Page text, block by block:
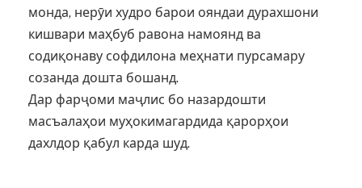
монда, нерӯи худро барои ояндаи дурахшони
кишвари маҳбуб равона намоянд ва
содиқонаву софдилона меҳнати пурсамару
созанда дошта бошанд.
Дар фарҷоми маҷлис бо назардошти
масъалаҳои муҳокимагардида қарорҳои
дахлдор қабул карда шуд.